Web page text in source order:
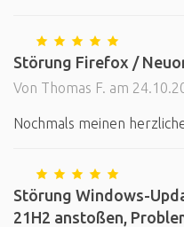
Störung Firefox /
Von Thomas F. am
Nochmals meinen
Störung Windows-
21H2 anstoßen,